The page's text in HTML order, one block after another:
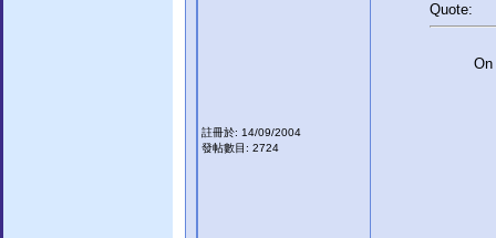
註冊於: 14/09/2004
發帖數目: 2724
Quote:
On